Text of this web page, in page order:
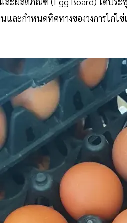
และกำหนดทิศทางของวงการไก่ไ